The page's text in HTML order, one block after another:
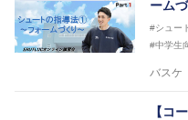
ーム
#シュー
#中学生
バスケ
【コ